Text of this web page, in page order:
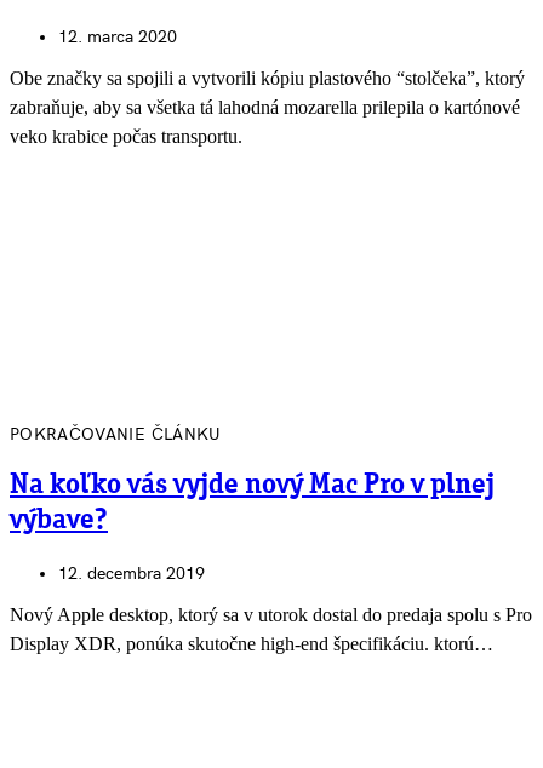
12. marca 2020
Obe značky sa spojili a vytvorili kópiu plastového “stolčeka”, ktorý
zabraňuje, aby sa všetka tá lahodná mozarella prilepila o kartónové
veko krabice počas transportu.
POKRAČOVANIE ČLÁNKU
Na koľko vás vyjde nový Mac Pro v plnej
výbave?
12. decembra 2019
Nový Apple desktop, ktorý sa v utorok dostal do predaja spolu s Pro
Display XDR, ponúka skutočne high-end špecifikáciu. ktorú…